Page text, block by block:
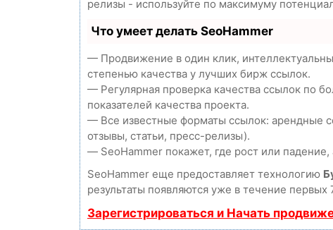
релизы - используйте по максимуму
Что умеет делать SeoHammer
— Продвижение в один клик,
степенью качества у лучших бирж ссылок.
— Регулярная проверка качества ссылок по
показателей качества проекта.
— Все известные форматы ссылок: арендные
отзывы, статьи, пресс-релизы).
— SeoHammer покажет, где рост или
SeoHammer еще предоставляет технологию
результаты появляются уже в течение первых
Зарегистрироваться и Начать